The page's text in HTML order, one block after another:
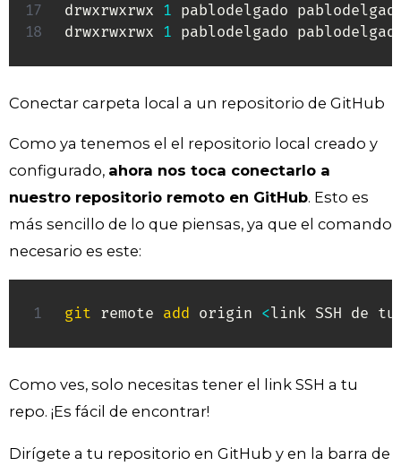
drwxrwxrwx 1 pablodelgado
drwxrwxrwx 1 pablodelgado
Conectar carpeta local a un repositorio de GitHub
Como ya tenemos el el repositorio local creado y
configurado, ahora nos toca conectarlo a
nuestro repositorio remoto en GitHub. Esto es
más sencillo de lo que piensas, ya que el comando
necesario es este:
git remote add origin <link SSH de
Como ves, solo necesitas tener el link SSH a tu
repo. ¡Es fácil de encontrar!
Dirígete a tu repositorio en GitHub y en la barra de